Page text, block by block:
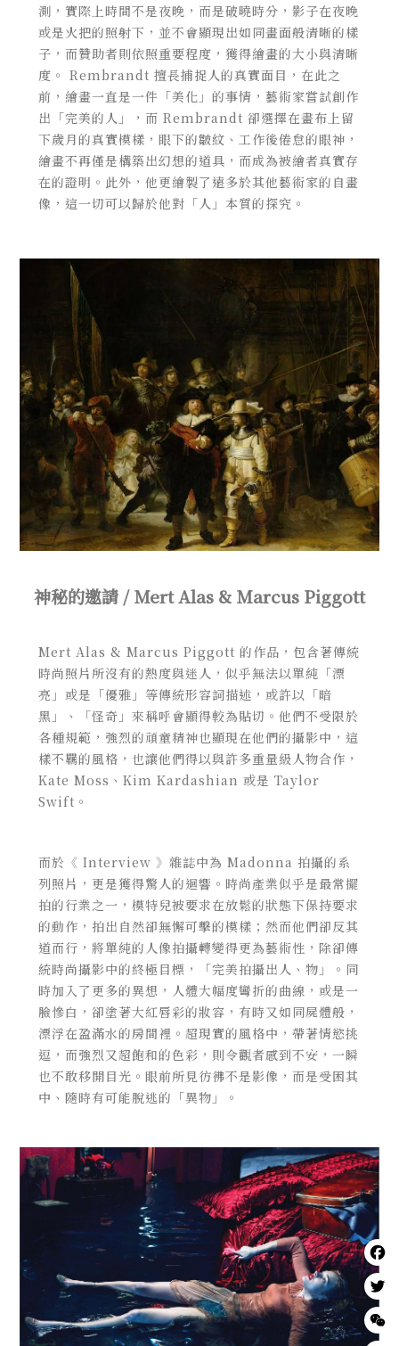
測，實際上時間不是夜晚，而是破曉時分，影子在夜晚
或是火把的照射下，並不會顯現出如同畫面般清晰的樣
子，而贊助者則依照重要程度，獲得繪畫的大小與清晰
度。 Rembrandt 擅長捕捉人的真實面目，在此之
前，繪畫一直是一件「美化」的事情，藝術家嘗試創作
出「完美的人」，而 Rembrandt 卻選擇在畫布上留
下歲月的真實模樣，眼下的皺紋、工作後倦怠的眼神，
繪畫不再僅是構築出幻想的道具，而成為被繪者真實存
在的證明。此外，他更繪製了遠多於其他藝術家的自畫
像，這一切可以歸於他對「人」本質的探究。
神秘的邀請 / Mert Alas & Marcus Piggott
Mert Alas & Marcus Piggott 的作品，包含著傳統
時尚照片所沒有的熱度與迷人， 似乎無法以單純「漂
亮」或是「優雅」等傳統形容詞描述，或許以「暗
黑」、「怪奇」來稱呼會顯得較為貼切。他們不受限於
各種規範，強烈的頑童精神也顯現在他們的攝影中，這
樣不羈的風格，也讓他們得以與許多重量級人物合作，
Kate Moss、Kim Kardashian 或是 Taylor
Swift。
而於《 Interview 》雜誌中為 Madonna 拍攝的系
列照片，更是獲得驚人的迴響。時尚產業似乎是最常擺
拍的行業之一，模特兒被要求在放鬆的狀態下保持要求
的動作，拍出自然卻無懈可擊的模樣；然而他們卻反其
道而行，將單純的人像拍攝轉變得更為藝術性，除卻傳
統時尚攝影中的終極目標，「完美拍攝出人、物」。同
時加入了更多的異想，人體大幅度彎折的曲線，或是一
臉慘白，卻塗著大紅唇彩的妝容，有時又如同屍體般，
漂浮在盈滿水的房間裡。超現實的風格中，帶著情慾挑
逗，而強烈又超飽和的色彩，則令觀者感到不安，一瞬
也不敢移開目光。眼前所見彷彿不是影像，而是受困其
中、隨時有可能脫逃的「異物」。